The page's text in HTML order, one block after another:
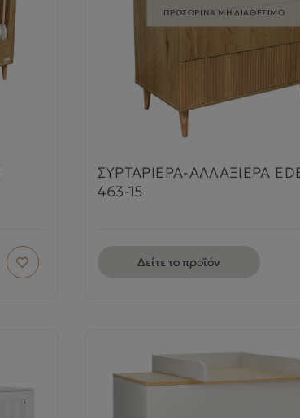
ΣΥΡΤΑΡΙΕΡΑ-ΑΛΛΑΞΙΕΡΑ
463-15
ΠΡΟΣΩΡΙΝΑ ΜΗ ΔΙΑΘΕΣΙΜΟ
Δείτε το προϊόν